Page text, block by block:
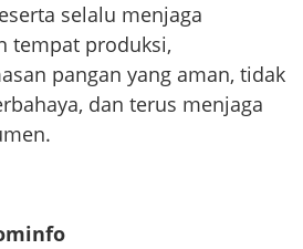
selalu menjaga
tempat produksi,
pangan yang aman, tidak
dan terus menjaga